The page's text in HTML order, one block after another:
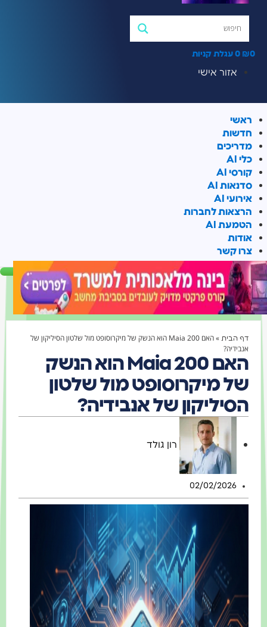
0 עגלת קניות
אזור אישי
ראשי
חדשות
מדריכים
כלי AI
קורסי AI
סדנאות AI
אירועי AI
הרצאות לחברות
הטמעת AI
אודות
צרו קשר
דף הבית»
האם Maia 200 הוא הנשק של מיקרוסופט מול שלטון הסיליקון של
אנבידיה?
האם Maia 200 הוא הנשק
של מיקרוסופט מול שלטון
הסיליקון של אנבידיה?
רון גולד
02/02/2026